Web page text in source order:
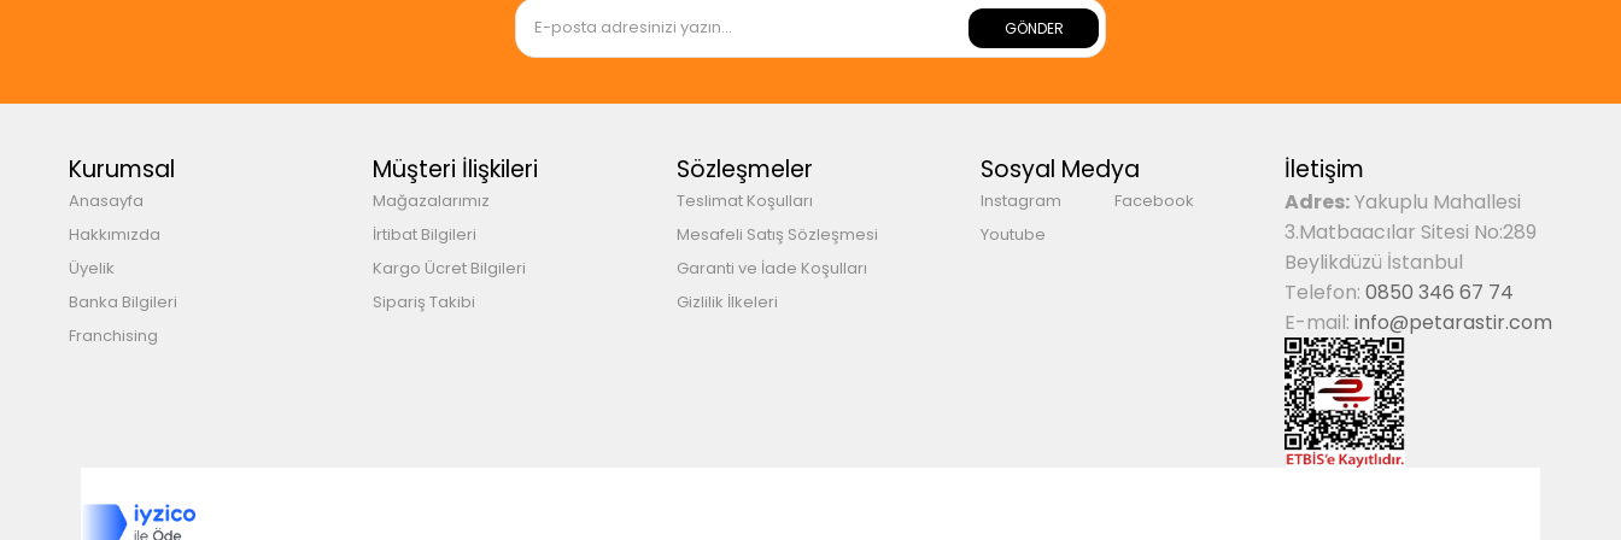
GÖNDER
Kurumsal
Anasayfa
Hakkımızda
Üyelik
Banka Bilgileri
Franchising
Müşteri İlişkileri
Mağazalarımız
İrtibat Bilgileri
Kargo Ücret Bilgileri
Sipariş Takibi
Sözleşmeler
Teslimat Koşulları
Mesafeli Satış Sözleşmesi
Garanti ve İade Koşulları
Gizlilik İlkeleri
Sosyal Medya
Instagram
Facebook
Youtube
İletişim
Adres:Yakuplu Mahallesi
3.Matbaacılar Sitesi No:289
Beylikdüzü İstanbul
Telefon: 0850 346 67 74
E-mail: info@petarastir.com